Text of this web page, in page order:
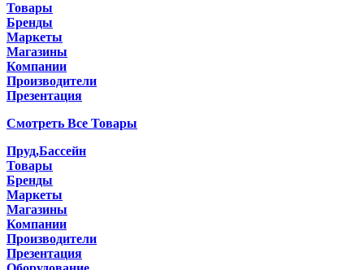
Товары
Бренды
Маркеты
Магазины
Компании
Производители
Презентация
Смотреть Все Товары
Пруд,Бассейн
Товары
Бренды
Маркеты
Магазины
Компании
Производители
Презентация